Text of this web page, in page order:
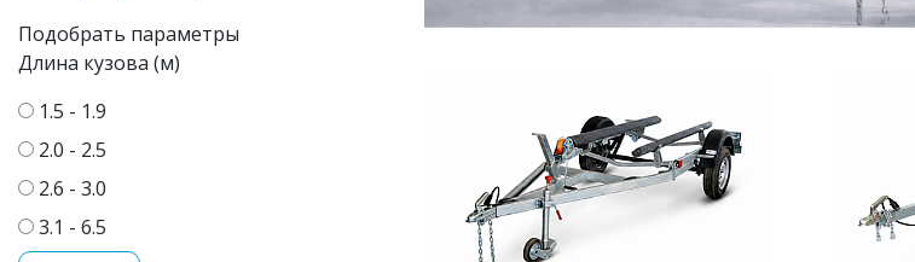
Подобрать параметры
Длина кузова (м)
1.5 - 1.9
2.0 - 2.5
2.6 - 3.0
3.1 - 6.5